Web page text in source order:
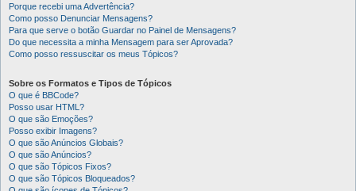
Porque recebi uma Advertência?
Como posso Denunciar Mensagens?
Para que serve o botão Guardar no Painel de Mensagens?
Do que necessita a minha Mensagem para ser Aprovada?
Como posso ressuscitar os meus Tópicos?
Sobre os Formatos e Tipos de Tópicos
O que é BBCode?
Posso usar HTML?
O que são Emoções?
Posso exibir Imagens?
O que são Anúncios Globais?
O que são Anúncios?
O que são Tópicos Fixos?
O que são Tópicos Bloqueados?